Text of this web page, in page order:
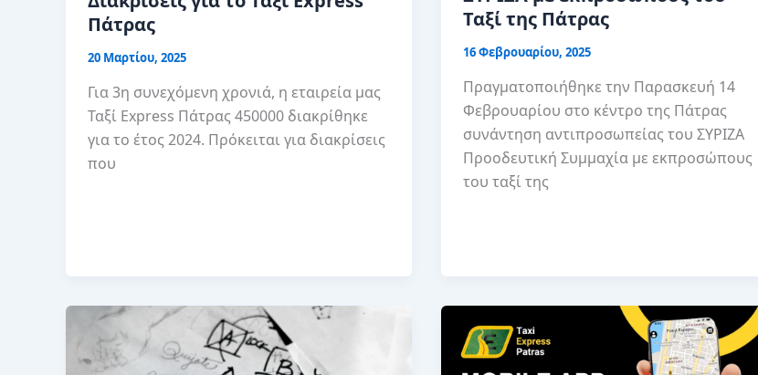
Πάτρας
20 Μαρτίου, 2025
Για 3η συνεχόμενη χρονιά, η εταιρεία μας
Ταξί Express Πάτρας 450000 διακρίθηκε
για το έτος 2024. Πρόκειται για διακρίσεις
που
Ταξί της Πάτρας
16 Φεβρουαρίου, 2025
Πραγματοποιήθηκε την Παρασκευή 14
Φεβρουαρίου στο κέντρο της Πάτρας
συνάντηση αντιπροσωπείας του ΣΥΡΙΖΑ
Προοδευτική Συμμαχία με εκπροσώπους
του ταξί της